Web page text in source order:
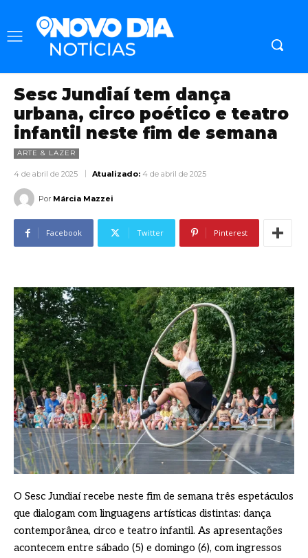
Sesc Jundiaí tem dança
urbana, circo poético e teatro
infantil neste fim de semana
ARTE & LAZER
4 de abril de 2025 Atualizado: 4 de abril de 2025
Por Márcia Mazzei
Facebook Twitter Pinterest
O Sesc Jundiaí recebe neste fim de semana três espetáculos
que dialogam com linguagens artísticas distintas: dança
contemporânea, circo e teatro infantil. As apresentações
acontecem entre sábado (5) e domingo (6), com ingressos